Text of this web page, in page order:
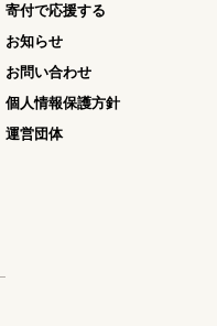
寄付で応援する
お知らせ
お問い合わせ
個人情報保護方針
運営団体